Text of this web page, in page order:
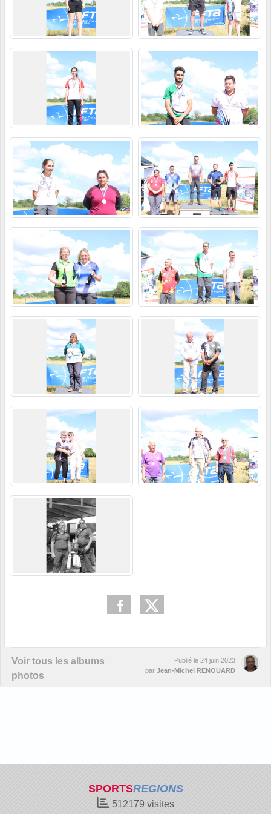
Voir tous les albums
photos
Publié le 24 juin 2023
par Jean-Michel RENOUARD
SPORTSREGIONS
512179 visites